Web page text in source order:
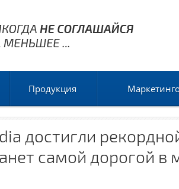
Продукция
достигли
самой дорогой в